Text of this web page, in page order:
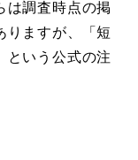
は調査時点の掲
りますが、「短
という公式の注